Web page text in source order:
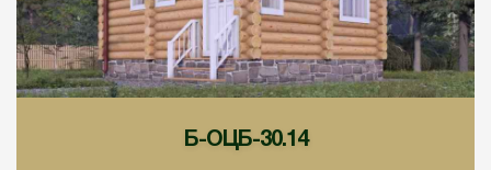
Б-ОЦБ-30.14